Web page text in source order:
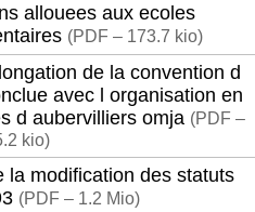
allouees aux ecoles
(PDF – 173.7 kio)
de la convention d
avec l organisation en
d aubervilliers omja (PDF –
kio)
la modification des statuts
(PDF – 1.2 Mio)